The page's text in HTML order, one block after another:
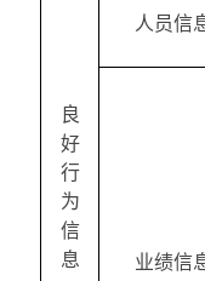
良
好
行
为
信
息
人员信
业绩信